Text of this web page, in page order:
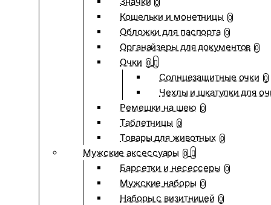
0
Кошельки и монетницы 0
Обложки для паспорта 0
Органайзеры для документов 0
Очки 0
Солнцезащитные очки 0
Чехлы и шкатулки для
Ремешки на шею 0
Таблетницы 0
Товары для животных 0
Мужские аксессуары 0
Барсетки и несессеры 0
Мужские наборы 0
Наборы с визитницей 0